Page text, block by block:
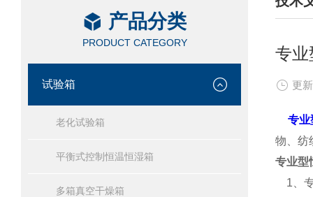
产品分类
PRODUCT CATEGORY
试验箱
老化试验箱
平衡式控制恒温恒湿箱
多箱真空干燥箱
/
专业
更
专业
物、纺
专业型
1、专